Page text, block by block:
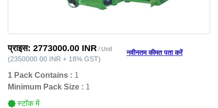
प्राइस: 2773000.00 INR / Unit
(2350000.00 INR + 18% GST)
नवीनतम कीमत पता करें
1 Pack Contains : 1
Minimum Pack Size : 1
स्टॉक में